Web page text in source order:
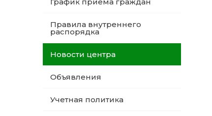
Правила внутреннего
распорядка
Новости центра
Объявления
Учетная политика